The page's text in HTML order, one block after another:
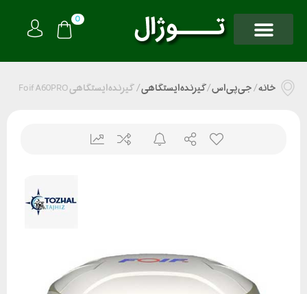
0
خانه/جی پی اس/گیرنده ایستگاهی/ گیرنده ایستگاهی Foif A60PRO